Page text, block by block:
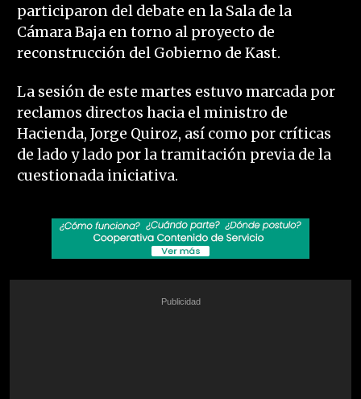
participaron del debate en la Sala de la
Cámara Baja en torno al proyecto de
reconstrucción del Gobierno de Kast.
La sesión de este martes estuvo marcada por
reclamos directos hacia el ministro de
Hacienda, Jorge Quiroz, así como por críticas
de lado y lado por la tramitación previa de la
cuestionada iniciativa.